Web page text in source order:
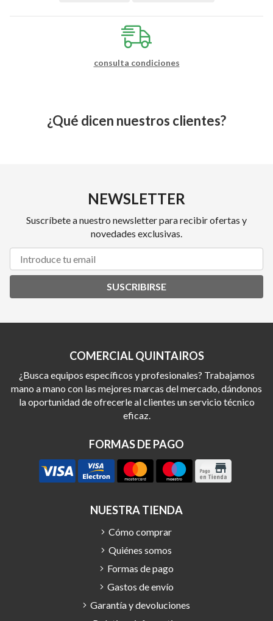
consulta condiciones
¿Qué dicen nuestros clientes?
NEWSLETTER
Suscríbete a nuestro newsletter para recibir ofertas y
novedades exclusivas.
SUSCRIBIRSE
COMERCIAL QUINTAIROS
¿Busca equipos específicos y profesionales? Trabajamos
mano a mano con las mejores marcas del mercado, dándonos
la oportunidad de ofrecerle al clientes un servicio técnico
eficaz.
FORMAS DE PAGO
NUESTRA TIENDA
Cómo comprar
Quiénes somos
Formas de pago
Gastos de envío
Garantía y devoluciones